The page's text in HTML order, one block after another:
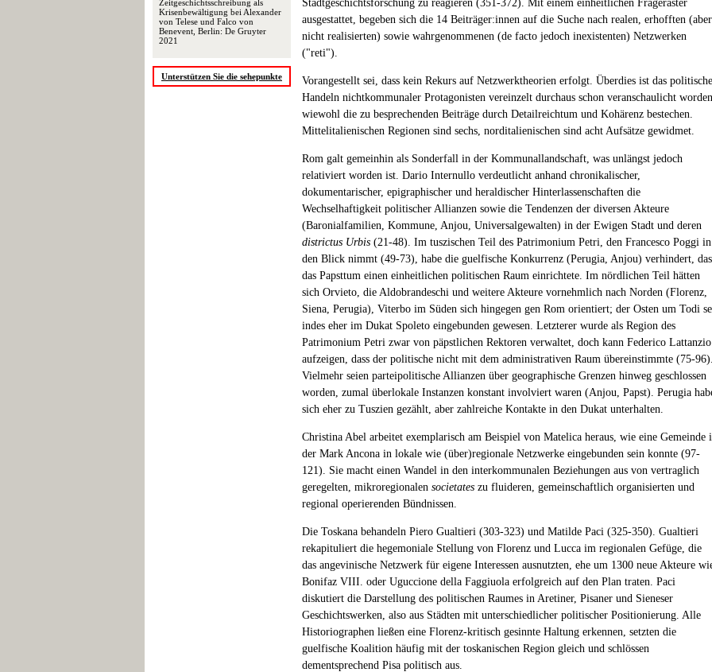
Zeitgeschichtsschreibung als
Krisenbewältigung bei Alexander
von Telese und Falco von
Benevent, Berlin: De Gruyter
2021
Unterstützen Sie die sehepunkte
Stadtgeschichtsforschung zu reagieren (351-372). Mit einem einheitlichen Frageraster
ausgestattet, begeben sich die 14 Beiträger:innen auf die Suche nach realen, erhofften (aber
nicht realisierten) sowie wahrgenommenen (de facto jedoch inexistenten) Netzwerken
("reti").
Vorangestellt sei, dass kein Rekurs auf Netzwerktheorien erfolgt. Überdies ist das politische
Handeln nichtkommunaler Protagonisten vereinzelt durchaus schon veranschaulicht
wiewohl die zu besprechenden Beiträge durch Detailreichtum und Kohärenz bestechen.
Mittelitalienischen Regionen sind sechs, norditalienischen sind acht Aufsätze gewidmet.
Rom galt gemeinhin als Sonderfall in der Kommunallandschaft, was unlängst jedoch
relativiert worden ist. Dario Internullo verdeutlicht anhand chronikalischer,
dokumentarischer, epigraphischer und heraldischer Hinterlassenschaften die
Wechselhaftigkeit politischer Allianzen sowie die Tendenzen der diversen Akteure
(Baronialfamilien, Kommune, Anjou, Universalgewalten) in der Ewigen Stadt und deren
districtus Urbis (21-48). Im tuszischen Teil des Patrimonium Petri, den Francesco Poggi in
den Blick nimmt (49-73), habe die guelfische Konkurrenz (Perugia, Anjou) verhindert,
das Papsttum einen einheitlichen politischen Raum einrichtete. Im nördlichen Teil hätten
sich Orvieto, die Aldobrandeschi und weitere Akteure vornehmlich nach Norden (Florenz,
Siena, Perugia), Viterbo im Süden sich hingegen gen Rom orientiert; der Osten um Todi
indes eher im Dukat Spoleto eingebunden gewesen. Letzterer wurde als Region des
Patrimonium Petri zwar von päpstlichen Rektoren verwaltet, doch kann Federico Lattanzio
aufzeigen, dass der politische nicht mit dem administrativen Raum übereinstimmte (75-
Vielmehr seien parteipolitische Allianzen über geographische Grenzen hinweg geschlossen
worden, zumal überlokale Instanzen konstant involviert waren (Anjou, Papst). Perugia
sich eher zu Tuszien gezählt, aber zahlreiche Kontakte in den Dukat unterhalten.
Christina Abel arbeitet exemplarisch am Beispiel von Matelica heraus, wie eine Gemeinde
der Mark Ancona in lokale wie (über)regionale Netzwerke eingebunden sein konnte (97-
121). Sie macht einen Wandel in den interkommunalen Beziehungen aus von vertraglich
geregelten, mikroregionalen societates zu fluideren, gemeinschaftlich organisierten und
regional operierenden Bündnissen.
Die Toskana behandeln Piero Gualtieri (303-323) und Matilde Paci (325-350). Gualtieri
rekapituliert die hegemoniale Stellung von Florenz und Lucca im regionalen Gefüge, die
das angevinische Netzwerk für eigene Interessen ausnutzten, ehe um 1300 neue Akteure
Bonifaz VIII. oder Uguccione della Faggiuola erfolgreich auf den Plan traten. Paci
diskutiert die Darstellung des politischen Raumes in Aretiner, Pisaner und Sieneser
Geschichtswerken, also aus Städten mit unterschiedlicher politischer Positionierung. Alle
Historiographen ließen eine Florenz-kritisch gesinnte Haltung erkennen, setzten die
guelfische Koalition häufig mit der toskanischen Region gleich und schlössen
dementsprechend Pisa politisch aus.